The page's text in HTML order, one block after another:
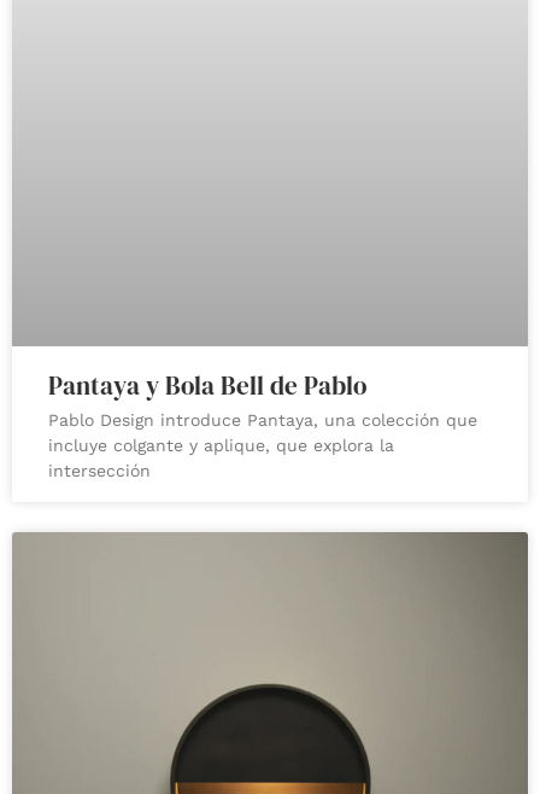
Pantaya y Bola Bell de Pablo
Pablo Design introduce Pantaya, una colección que
incluye colgante y aplique, que explora la
intersección